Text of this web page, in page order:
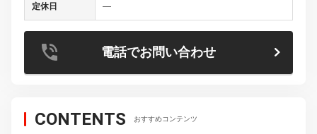
定休日 ―
電話でお問い合わせ
CONTENTS おすすめコンテンツ